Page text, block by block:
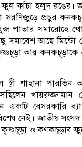
কাঁচা হলুদ রঙের।
সরণিজুড়ে প্রচুর
পাতার সমারোহে
আছে মিন্টো
আর কনকচূড়াকে
স্ত্রী শাহানা
খায়রুজ্জামান
একটি বেসরকারি
নেই। জাতীয় সংসদ
কৃষ্ণচূড়া ও কণকচূড়ার